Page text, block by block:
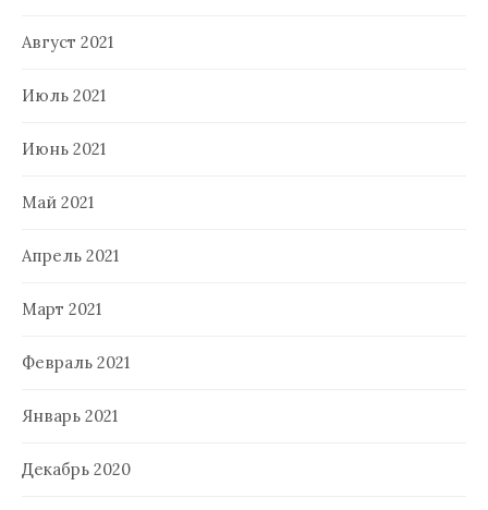
Август 2021
Июль 2021
Июнь 2021
Май 2021
Апрель 2021
Март 2021
Февраль 2021
Январь 2021
Декабрь 2020